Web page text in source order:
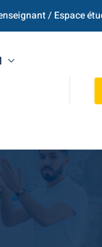
/ Espace